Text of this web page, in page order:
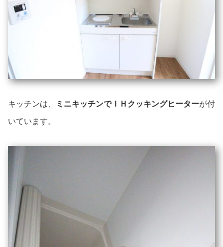
キッチンは、 ミニキッチンでＩＨクッキングヒーターが付
いています。